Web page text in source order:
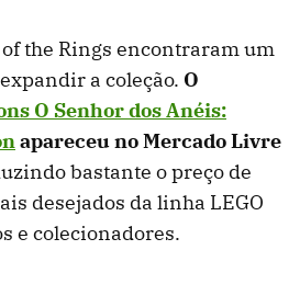
of the Rings encontraram um
a coleção. O
O Senhor dos Anéis:
apareceu no Mercado Livre
bastante o preço de
desejados da linha LEGO
e colecionadores.